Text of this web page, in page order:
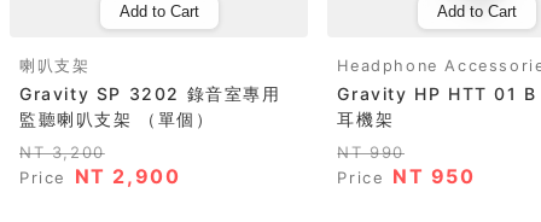
Add to Cart
喇叭支架
Gravity SP 3202 錄音室專用
監聽喇叭支架 （單個）
NT 3,200
Price
NT 2,900
Add to Cart
Headphone
Gravity HP HTT 01 B
耳機架
NT 990
Price
NT 950